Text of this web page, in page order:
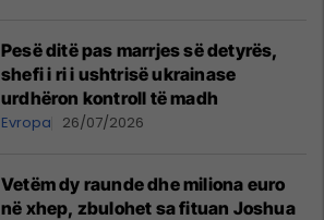
Pesë ditë pas marrjes së detyrës,
shefi i ri i ushtrisë ukrainase
urdhëron kontroll të madh
Evropa 26/07/2026
Vetëm dy raunde dhe miliona euro
në xhep, zbulohet sa fituan Joshua